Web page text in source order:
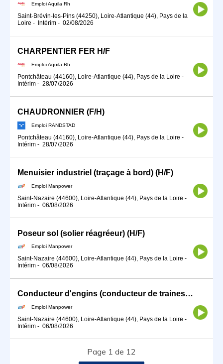
Emploi Aquila Rh
Saint-Brévin-les-Pins (44250), Loire-Atlantique (44), Pays de la
Loire - Intérim - 02/08/2026
CHARPENTIER FER H/F
Emploi Aquila Rh
Pontchâteau (44160), Loire-Atlantique (44), Pays de la Loire -
Intérim - 28/07/2026
CHAUDRONNIER (F/H)
Emploi RANDSTAD
Pontchâteau (44160), Loire-Atlantique (44), Pays de la Loire -
Intérim - 28/07/2026
Menuisier industriel (traçage à bord) (H/F)
Emploi Manpower
Saint-Nazaire (44600), Loire-Atlantique (44), Pays de la Loire -
Intérim - 06/08/2026
Poseur sol (solier réagréeur) (H/F)
Emploi Manpower
Saint-Nazaire (44600), Loire-Atlantique (44), Pays de la Loire -
Intérim - 06/08/2026
Conducteur d'engins (conducteur de traines) (H/F)
Emploi Manpower
Saint-Nazaire (44600), Loire-Atlantique (44), Pays de la Loire -
Intérim - 06/08/2026
Page 1 de 12